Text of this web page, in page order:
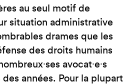
au seul motif de
situation administrative
drames que les
des droits humains
avocat∙e∙s
années. Pour la plupart